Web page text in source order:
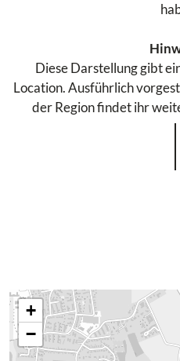
Diese Darstellung gibt
Location. Ausführlich
der Region findet ihr
+
−